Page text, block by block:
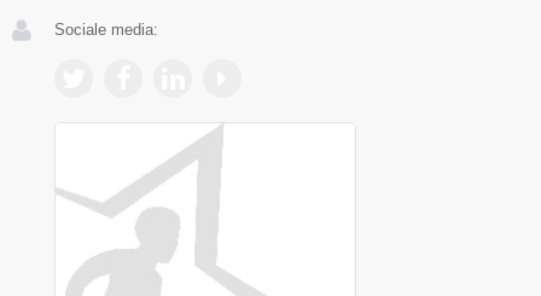
Sociale media: